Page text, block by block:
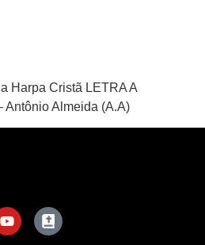
Harpa Cristã LETRA A
Antônio Almeida (A.A)